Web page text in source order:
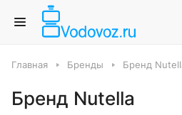
Главная Бренды Бренд
Бренд Nutella